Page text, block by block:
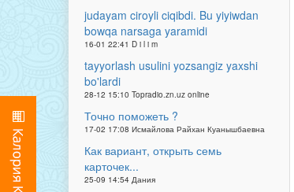
judayam ciroyli ciqibdi. Bu yiyiwdan
bowqa narsaga yaramidi
16-01 22:41 D i l i m
tayyorlash usulini yozsangiz yaxshi
bo'lardi
28-12 15:10 Topradio.zn.uz online
Точно поможеть ?
17-02 17:08 Исмайлова Райхан Куанышбаевна
Как вариант, открыть семь
карточек...
25-09 14:54 Дания